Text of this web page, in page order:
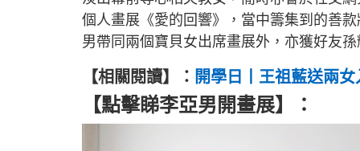
個人畫展《愛的回響》，當中籌集到的善
男帶同兩個寶貝女出席畫展外，亦獲好友
【相關閱讀】： 開學日丨王祖藍送兩
【點擊睇李亞男開畫展】：